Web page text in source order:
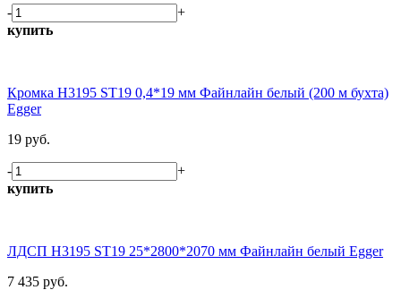
-
+
купить
Кромка H3195 ST19 0,4*19 мм Файнлайн белый (200 м бухта)
Egger
19 руб.
-
+
купить
ЛДСП H3195 ST19 25*2800*2070 мм Файнлайн белый Egger
7 435 руб.